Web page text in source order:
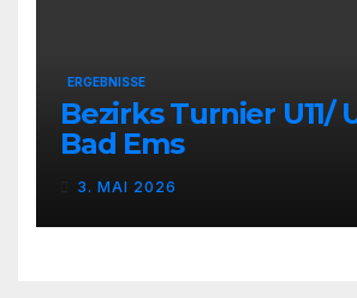
ERGEBNISSE
Bezirks Turnier U11/
Bad Ems
3. MAI 2026